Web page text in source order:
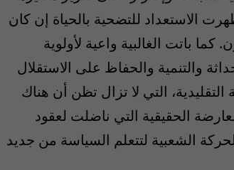
الاستعداد للتضحية بالحياة إن كان
باتت الغالبية واعية لأولوية
والتنمية والحفاظ على الاستقلال
التي لا تزال تظن أن هناك
الحقيقية التي ناضلت لعقود
الشعبية لتتعلم السياسة من جديد